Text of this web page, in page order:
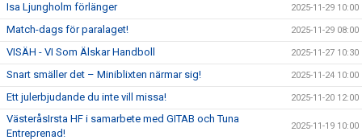
Isa Ljungholm förlänger 2025-11-29 10:00
Match-dags för paralaget! 2025-11-29 08:00
VISÄH - VI Som Älskar Handboll 2025-11-27 10:30
Snart smäller det – Miniblixten närmar sig! 2025-11-24 10:00
Ett julerbjudande du inte vill missa! 2025-11-20 12:00
VästeråsIrsta HF i samarbete med GITAB och Tuna
Entreprenad!
2025-11-19 10:00